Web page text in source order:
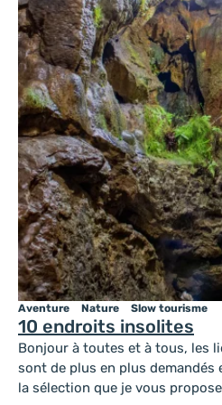
10 endroits insolites
Aventure Nature Slow tourisme
Bonjour à toutes et à tous, les
sont de plus en plus demandés
la sélection que je vous